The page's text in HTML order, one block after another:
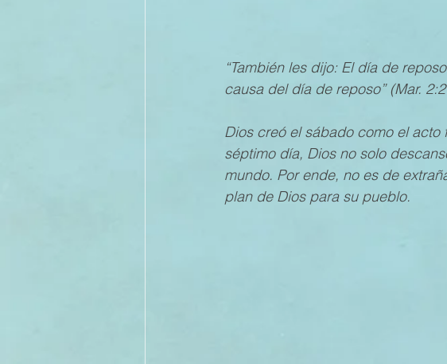
II TRIMESTRE 2020 I TRIMESTRE 2020
“También les dijo: El día de
causa del día de reposo” (Mar.
Dios creó el sábado como el
séptimo día, Dios no solo
mundo. Por ende, no es de
plan de Dios para su pueblo.